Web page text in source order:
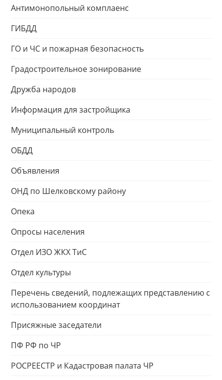
Антимонопольный комплаенс
ГИБДД
ГО и ЧС и пожарная безопасность
Градостроительное зонирование
Дружба народов
Информация для застройщика
Муниципальный контроль
ОБДД
Объявления
ОНД по Шелковскому району
Опека
Опросы населения
Отдел ИЗО ЖКХ ТиС
Отдел культуры
Перечень сведений, подлежащих представлению с
использованием координат
Присяжные заседатели
ПФ РФ по ЧР
РОСРЕЕСТР и Кадастровая палата ЧР